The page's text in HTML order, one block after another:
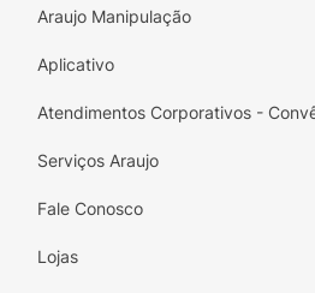
Principais Benefícios:
Pureza:
intensidade e curta
Araujo Manipulação
Aplicativo
Atendimentos Corporativos -
Serviços Araujo
Fale Conosco
Lojas